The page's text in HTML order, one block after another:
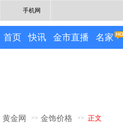
手机网
首页 快讯 金市直播 名家
黄金网 >> 金饰价格 >> 正文